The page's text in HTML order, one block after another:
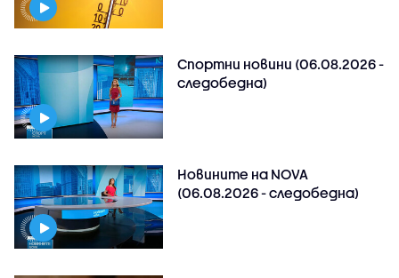
Спортни новини (06.08.2026 -
следобедна)
Новините на NOVA
(06.08.2026 - следобедна)